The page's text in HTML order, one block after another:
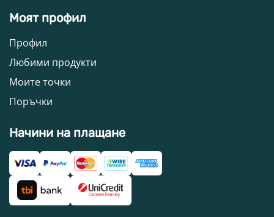
Моят профил
Профил
Любими продукти
Моите точки
Поръчки
Начини на плащане